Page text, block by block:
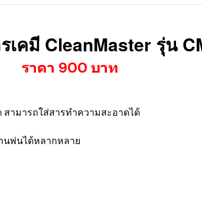
เคมี CleanMaster รุ่น
ราคา 900 บาท
สามารถใส่สารทำความสะอาดได้
นพ่นได้หลากหลาย